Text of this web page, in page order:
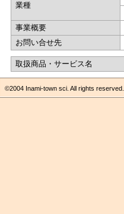
業種
事業概要
お問い合せ先
取扱商品・サービス名
©2004 Inami-town sci. All rights reserved.